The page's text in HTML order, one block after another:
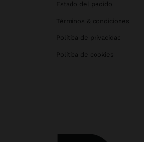
Estado del pedido
Términos & condiciones
Política de privacidad
Política de cookies